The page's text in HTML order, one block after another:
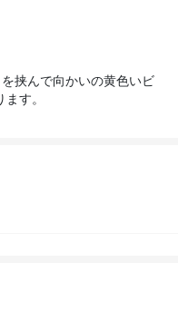
挟んで向かいの黄色いビ